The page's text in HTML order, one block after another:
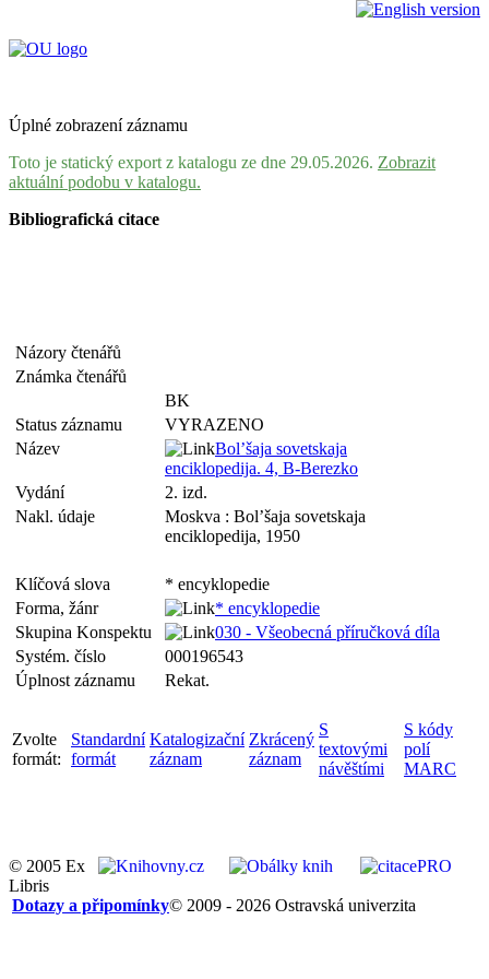
Úplné zobrazení záznamu
Toto je statický export z katalogu ze dne 29.05.2026. Zobrazit
aktuální podobu v katalogu.
Bibliografická citace
Názory čtenářů
Známka čtenářů
BK
Status záznamu
VYRAZENO
Název
Bol’šaja sovetskaja
enciklopedija. 4, B-Berezko
Vydání
2. izd.
Nakl. údaje
Moskva : Bol’šaja sovetskaja
enciklopedija, 1950
Klíčová slova
* encyklopedie
Forma, žánr
* encyklopedie
Skupina Konspektu
030 - Všeobecná příručková díla
Systém. číslo
000196543
Úplnost záznamu
Rekat.
Zvolte
formát:
Standardní
formát
Katalogizační
záznam
Zkrácený
záznam
S
textovými
návěštími
S kódy
polí
MARC
© 2005 Ex
Libris
© 2009 - 2026 Ostravská univerzita
Dotazy a připomínky